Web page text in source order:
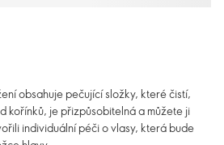
obsahuje pečující složky, které čistí,
kořínků, je přizpůsobitelná a můžete ji
individuální péči o vlasy, která bude